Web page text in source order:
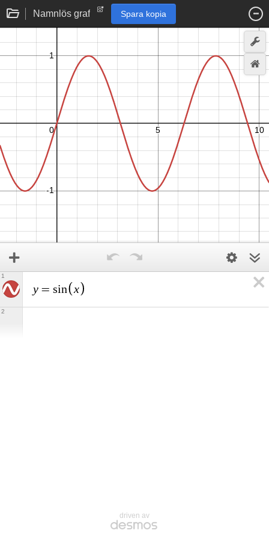
Namnlös graf Spara kopia
y = sin x
1
2
driven av